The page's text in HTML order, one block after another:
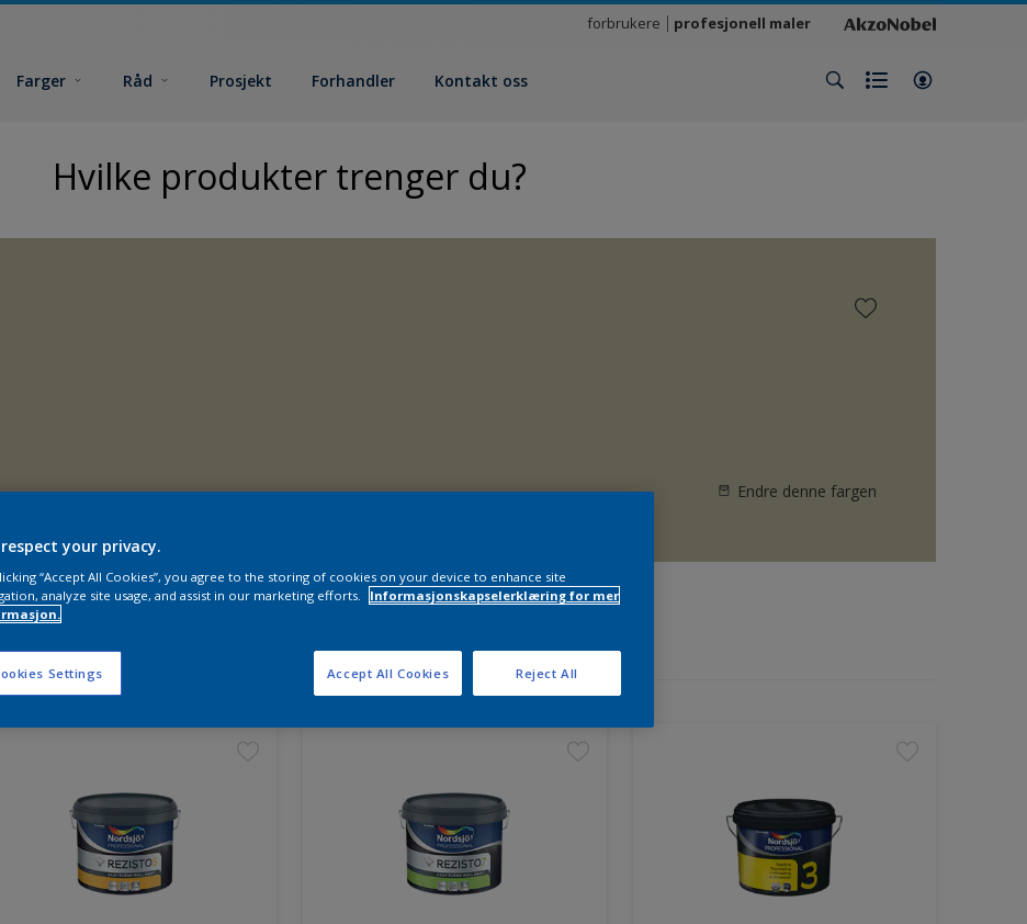
forbrukere profesjonell maler
Farger Råd Prosjekt Forhandler Kontakt oss
Hvilke produkter trenger du?
Endre denne fargen
funnet
your privacy.
“Accept All Cookies”, you agree to the storing of cookies on your device to enhance site
analyze site usage, and assist in our marketing efforts.
Informasjonskapselerklæring for mer
Settings Reject All
Accept All Cookies